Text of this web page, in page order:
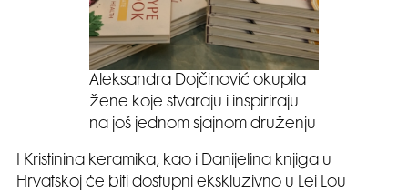
Aleksandra Dojčinović okupila
žene koje stvaraju i inspiriraju
na još jednom sjajnom druženju
I Kristinina keramika, kao i Danijelina knjiga u
Hrvatskoj ċe biti dostupni ekskluzivno u Lei Lou